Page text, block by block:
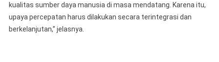
kualitas sumber daya manusia di masa mendatang. Karena itu,
upaya percepatan harus dilakukan secara terintegrasi dan
berkelanjutan,” jelasnya.